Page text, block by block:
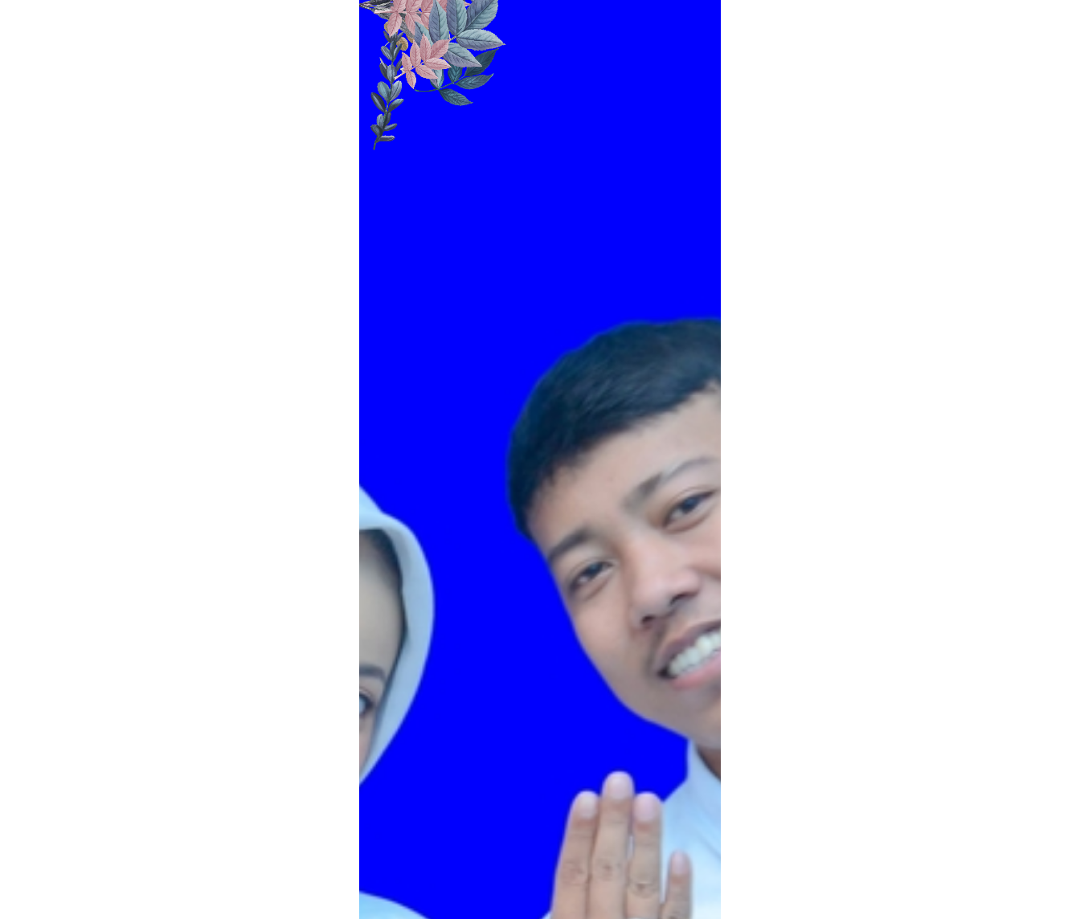
Assalamu'alaikum Wr. Wb.
Tanpa mengurangi rasa hormat, kami mengundang
Bapak/Ibu/Saudara/i serta kerabat sekalian untuk menghadiri
Putra dari Bapa Udin (Alm.)
Eva Fauziah
Putri dari Bapa Tatang
& Ibu Aan
Perjalanan Cerita Kami